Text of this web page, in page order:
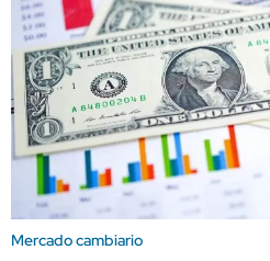
Mercado cambiario